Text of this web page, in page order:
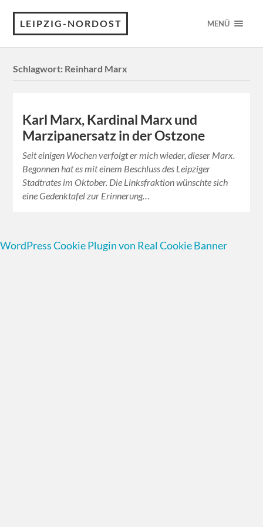
LEIPZIG-NORDOST MENÜ
Schlagwort: Reinhard Marx
Karl Marx, Kardinal Marx und
Marzipanersatz in der Ostzone
Seit einigen Wochen verfolgt er mich wieder, dieser Marx.
Begonnen hat es mit einem Beschluss des Leipziger
Stadtrates im Oktober. Die Linksfraktion wünschte sich
eine Gedenktafel zur Erinnerung…
WordPress Cookie Plugin von Real Cookie Banner